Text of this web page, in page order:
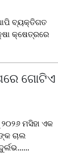
ବ୍ୟକ୍ତିଗତ
କ୍ଷେତ୍ରରେ
ଗୋଟିଏ
ମସିହା ଏକ
ଚାଲ